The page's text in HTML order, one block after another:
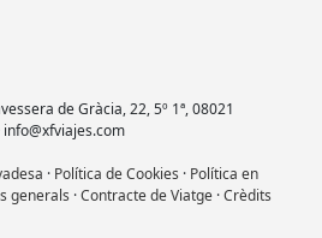
de Gràcia, 22, 5º 1ª, 08021
info@xfviajes.com
· Política de Cookies · Política en
generals ·Contracte de Viatge·Crèdits